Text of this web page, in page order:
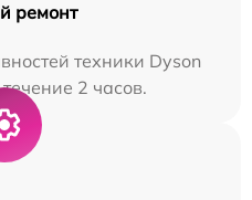
ремонт
техники Dyson
2 часов.